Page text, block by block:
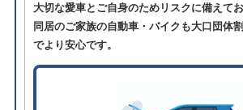
大切な愛車とご自身のためリスクに備えてお
同居のご家族の自動車・バイクも大口団体
でより安心です。